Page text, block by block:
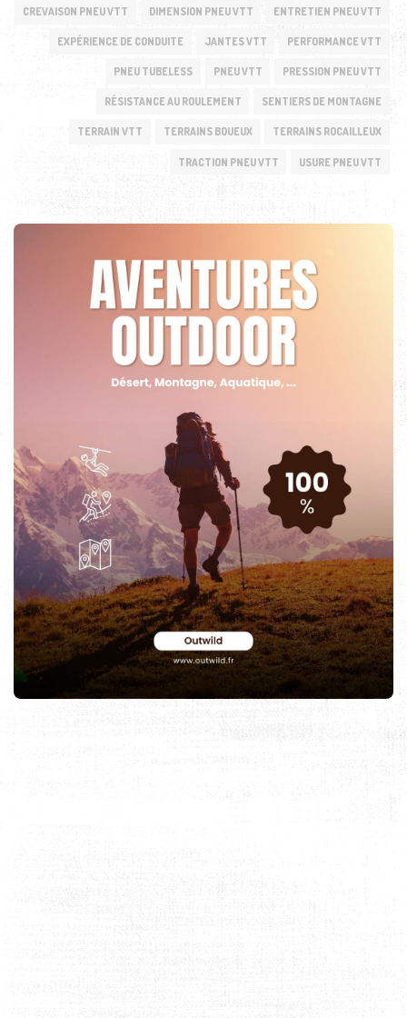
CREVAISON PNEU VTT DIMENSION PNEU VTT ENTRETIEN PNEU VTT
EXPÉRIENCE DE CONDUITE JANTES VTT PERFORMANCE VTT
PNEU TUBELESS PNEU VTT PRESSION PNEU VTT
RÉSISTANCE AU ROULEMENT SENTIERS DE MONTAGNE
TERRAIN VTT TERRAINS BOUEUX TERRAINS ROCAILLEUX
TRACTION PNEU VTT USURE PNEU VTT